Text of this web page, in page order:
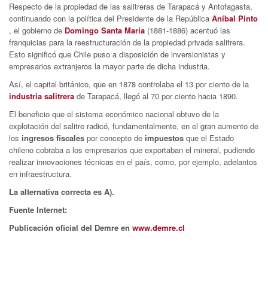
Respecto de la propiedad de las salitreras de Tarapacá y Antofagasta,
continuando con la política del Presidente de la República Aníbal Pinto
, el gobierno de Domingo Santa María (1881-1886) acentuó las
franquicias para la reestructuración de la propiedad privada salitrera.
Esto significó que Chile puso a disposición de inversionistas y
empresarios extranjeros la mayor parte de dicha industria.
Así, el capital británico, que en 1878 controlaba el 13 por ciento de la
industria salitrera de Tarapacá, llegó al 70 por ciento hacia 1890.
El beneficio que el sistema económico nacional obtuvo de la
explotación del salitre radicó, fundamentalmente, en el gran aumento de
los ingresos fiscales por concepto de impuestos que el Estado
chileno cobraba a los empresarios que exportaban el mineral, pudiendo
realizar innovaciones técnicas en el país, como, por ejemplo, adelantos
en infraestructura.
La alternativa correcta es A).
Fuente Internet:
Publicación oficial del Demre en www.demre.cl